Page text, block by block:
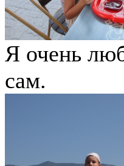
Я очень
сам.